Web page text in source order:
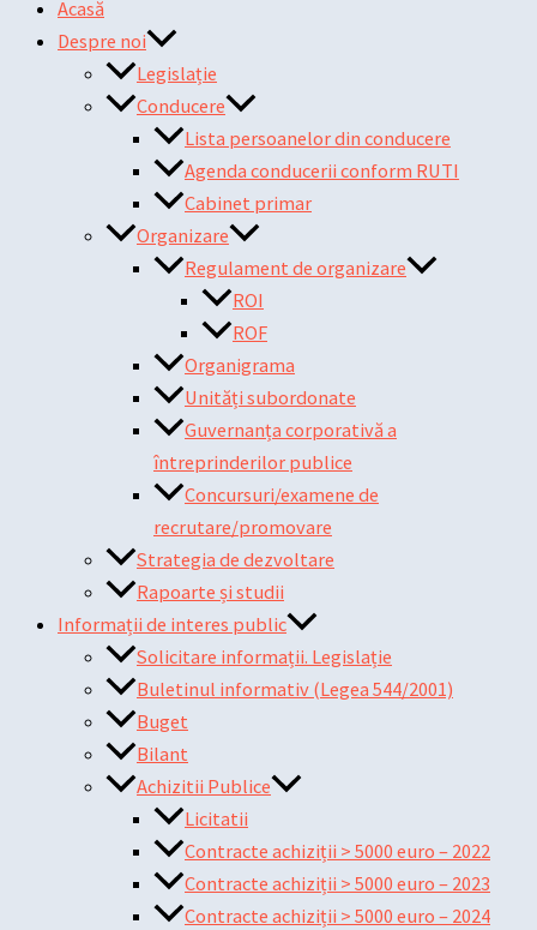
Acasă
Despre noi
Legislație
Conducere
Lista persoanelor din conducere
Agenda conducerii conform RUTI
Cabinet primar
Organizare
Regulament de organizare
ROI
ROF
Organigrama
Unități subordonate
Guvernanța corporativă a
întreprinderilor publice
Concursuri/examene de
recrutare/promovare
Strategia de dezvoltare
Rapoarte și studii
Informații de interes public
Solicitare informații. Legislație
Buletinul informativ (Legea 544/2001)
Buget
Bilant
Achizitii Publice
Licitatii
Contracte achiziții > 5000 euro – 2022
Contracte achiziții > 5000 euro – 2023
Contracte achiziții > 5000 euro – 2024